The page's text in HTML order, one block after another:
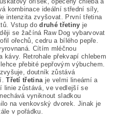
kombinace ideální střední síly,
intenzita zvyšovat. První třetina
Vstup dodruhé třetiny je
se žačíná Raw Dog vybarvovat
ořechů, cedru a bílého pepře.
Cítím mléčnou
kávy. Retrohale překvapí chlebem
přebité pepřovým výbuchem.
doutník zůstává
Třetí třetinaje velmi lineární a
linie zůstává, ve vedlejší se
vyniknout sladkou
na venkovský dvorek. Jinak je
v pořádku.